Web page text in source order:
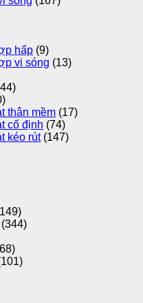
hấp (9)
vi sóng (13)
thân mềm (17)
cố định (74)
kéo rút (147)
(344)